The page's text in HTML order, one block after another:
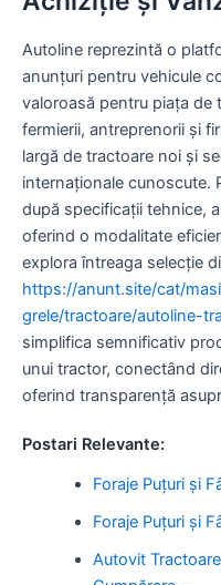
Autoline reprezintă o
anunțuri pentru vehicule
valoroasă pentru piața de
fermierii, antreprenorii și
largă de tractoare noi și
internaționale cunoscute.
după specificații tehnice,
oferind o modalitate
explora întreaga selecție
https://anunt.site/cat/
grele/tractoare/autoline-
simplifica semnificativ
unui tractor, conectând
oferind transparență
Postari Relevante:
Foraje Puțuri și
Foraje Puțuri și
Autovit